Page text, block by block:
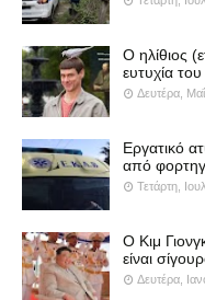
Ο ηλίθιος
ευτυχία του
Δευτέρα,
Εργατικό
από
Τετάρτη,
Ο Κιμ
είναι
Δευτέρα,